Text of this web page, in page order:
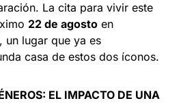
La cita para vivir este
22 de agosto en
, un lugar que ya es
casa de estos dos íconos.
EL IMPACTO DE UNA